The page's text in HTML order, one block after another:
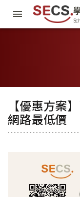
【優惠方案
網路最低價